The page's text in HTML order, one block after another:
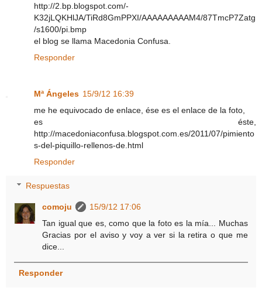
http://2.bp.blogspot.com/-
K32jLQKHlJA/TiRd8GmPPXI/AAAAAAAAAM4/87TmcP7Zatg
/s1600/pi.bmp
el blog se llama Macedonia Confusa.
Responder
Mª Ángeles 15/9/12 16:39
me he equivocado de enlace, ése es el enlace de la foto,
es éste,
http://macedoniaconfusa.blogspot.com.es/2011/07/pimiento
s-del-piquillo-rellenos-de.html
Responder
Respuestas
comoju
15/9/12 17:06
Tan igual que es, como que la foto es la mía... Muchas
Gracias por el aviso y voy a ver si la retira o que me
dice...
Responder